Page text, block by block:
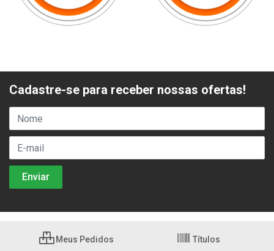
Cadastre-se para receber nossas ofertas!
Meus Pedidos Títulos